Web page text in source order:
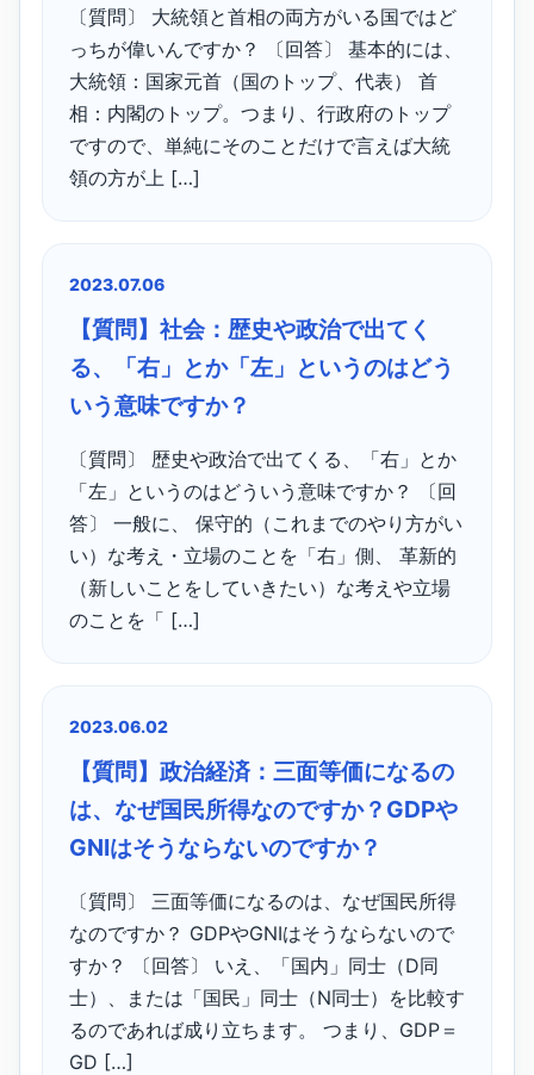
〔質問〕 大統領と首相の両方がいる国ではど
っちが偉いんですか？ 〔回答〕 基本的には、
大統領：国家元首（国のトップ、代表） 首
相：内閣のトップ。つまり、行政府のトップ
ですので、単純にそのことだけで言えば大統
領の方が上 […]
2023.07.06
【質問】社会：歴史や政治で出てく
る、「右」とか「左」というのはどう
いう意味ですか？
〔質問〕 歴史や政治で出てくる、「右」とか
「左」というのはどういう意味ですか？ 〔回
答〕 一般に、 保守的（これまでのやり方がい
い）な考え・立場のことを「右」側、 革新的
（新しいことをしていきたい）な考えや立場
のことを「 […]
2023.06.02
【質問】政治経済：三面等価になるの
は、なぜ国民所得なのですか？GDPや
GNIはそうならないのですか？
〔質問〕 三面等価になるのは、なぜ国民所得
なのですか？ GDPやGNIはそうならないので
すか？ 〔回答〕 いえ、「国内」同士（D同
士）、または「国民」同士（N同士）を比較す
るのであれば成り立ちます。 つまり、GDP＝
GD […]